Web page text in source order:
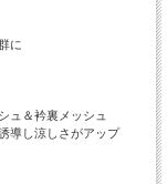
に
ュ＆衿裏メッシュ
導し涼しさがアップ